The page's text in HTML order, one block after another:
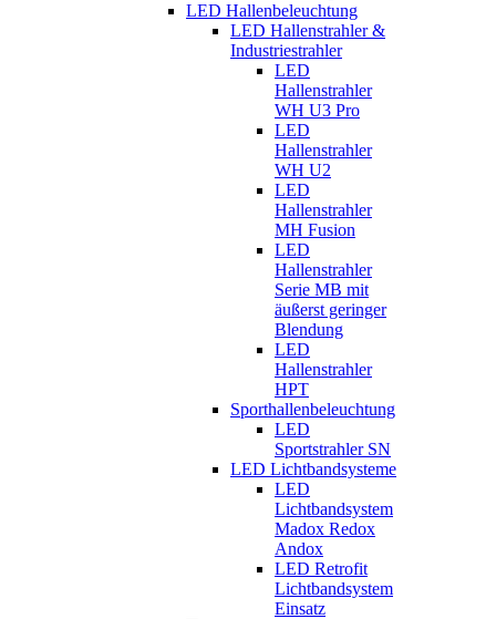
LED Hallenbeleuchtung
LED Hallenstrahler &
Industriestrahler
LED
Hallenstrahler
WH U3 Pro
LED
Hallenstrahler
WH U2
LED
Hallenstrahler
MH Fusion
LED
Hallenstrahler
Serie MB mit
äußerst geringer
Blendung
LED
Hallenstrahler
HPT
Sporthallenbeleuchtung
LED
Sportstrahler SN
LED Lichtbandsysteme
LED
Lichtbandsystem
Madox Redox
Andox
LED Retrofit
Lichtbandsystem
Einsatz